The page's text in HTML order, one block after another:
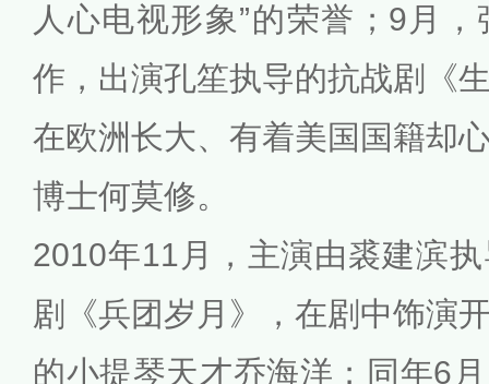
人心电视形象”的荣誉；9月
作，出演孔笙执导的抗战剧《
在欧洲长大、有着美国国籍却
博士何莫修。
2010年11月，主演由裘建滨
剧《兵团岁月》，在剧中饰演
的小提琴天才乔海洋；同年6